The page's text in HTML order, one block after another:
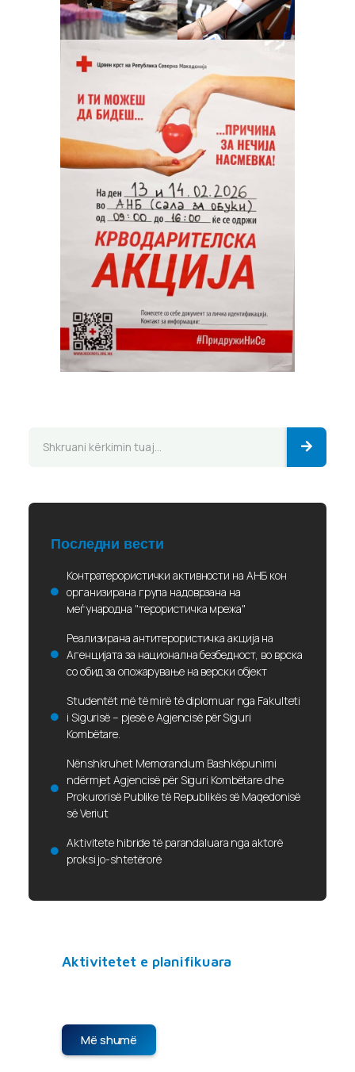
Последни вести
Контратерористички активности на АНБ кон
организирана група надоврзана на
меѓународна "терористичка мрежа"
Реализирана антитерористичка акција на
Агенцијата за национална безбедност, во врска
со обид за опожарување на верски објект
Studentët më të mirë të diplomuar nga Fakulteti
i Sigurisë – pjesë e Agjencisë për Siguri
Kombëtare.
Nënshkruhet Memorandum Bashkëpunimi
ndërmjet Agjencisë për Siguri Kombëtare dhe
Prokurorisë Publike të Republikës së Maqedonisë
së Veriut
Aktivitete hibride të parandaluara nga aktorë
proksi jo-shtetërorë
Aktivitetet e planifikuara
Më shumë